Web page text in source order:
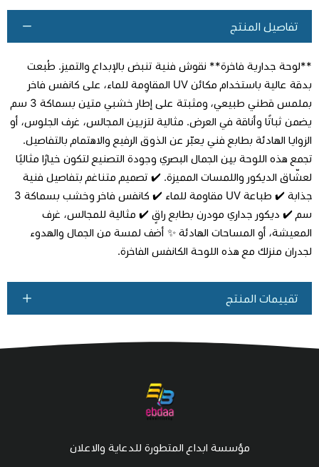
تفاصيل المنتج
**لوحة جدارية فاخرة** نقوش فنية تنبض بالإبداع والتميز. طُبعت
بدقة عالية باستخدام مكائن UV المقاوِمة للماء، على كانفس فاخر
بملمس قطني طبيعي، ومثبتة على إطار خشبي متين بسماكة 3 سم
يضمن ثباتًا وأناقة في العرض. مثالية لتزيين المجالس، غرف الجلوس، أو
الزوايا الهادئة بطابع فني يعبّر عن الذوق الرفيع والاهتمام بالتفاصيل.
تجمع هذه اللوحة بين الجمال البصري وجودة التصنيع لتكون خيارًا مثاليًا
لعشّاق الديكور واللمسات المميزة. ✔️ تصميم متناغم بتفاصيل فنية
جذابة ✔️ طباعة UV مقاومة للماء ✔️ كانفس فاخر وخشب بسماكة 3
سم ✔️ ديكور جداري مودرن بطابع راقٍ ✔️ مثالية للمجالس، غرف
المعيشة، أو المساحات الهادئة ✨ أضف لمسة من الجمال والهدوء
لجدران منزلك مع هذه اللوحة الكانفس الفاخرة.
تقييمات المنتج
مؤسسة ابداع المتطورة للدعاية والاعلان